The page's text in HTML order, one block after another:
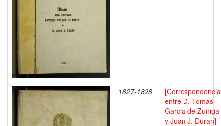
1827-1828
[Correspondencia
entre D. Tomas
Garcia de Zuñiga
y Juan J. Duran]